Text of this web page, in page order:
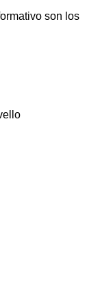
son los